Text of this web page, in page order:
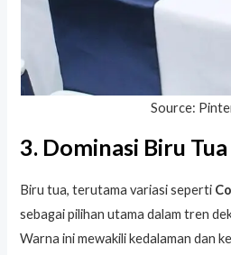
Source:
3. Dominasi Biru Tua
Biru tua, terutama variasi seperti
sebagai pilihan utama dalam tren
Warna ini mewakili kedalaman dan